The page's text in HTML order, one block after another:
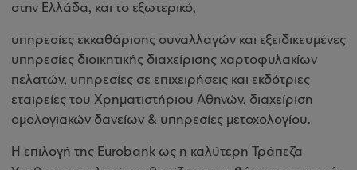
στην Ελλάδα, και το εξωτερικό,
υπηρεσίες εκκαθάρισης συναλλαγών και εξειδικευμένες
υπηρεσίες διοικητικής διαχείρισης χαρτοφυλακίων
πελατών, υπηρεσίες σε επιχειρήσεις και εκδότριες
εταιρείες του Χρηματιστήριου Αθηνών, διαχείριση
ομολογιακών δανείων & υπηρεσίες μετοχολογίου.
Η επιλογή της Eurobank ως η καλύτερη Τράπεζα